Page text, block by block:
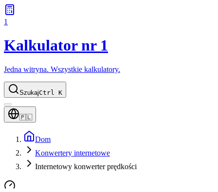
1
Kalkulator nr 1
Jedna witryna. Wszystkie kalkulatory.
SzukajCtrl K
🇵🇱
Dom
Konwertery internetowe
Internetowy konwerter prędkości